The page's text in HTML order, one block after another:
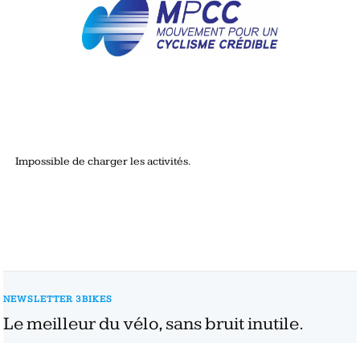
Impossible de charger les activités.
NEWSLETTER 3BIKES
Le meilleur du vélo, sans bruit inutile.